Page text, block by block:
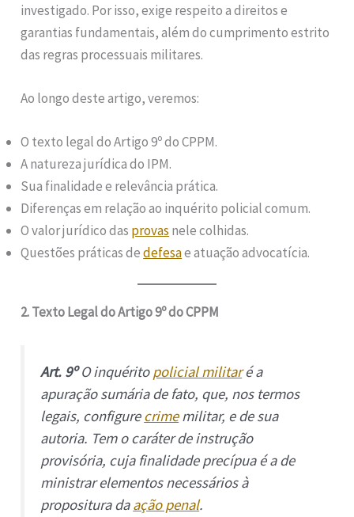
investigado. Por isso, exige respeito a direitos e
garantias fundamentais, além do cumprimento estrito
das regras processuais militares.
Ao longo deste artigo, veremos:
O texto legal do Artigo 9º do CPPM.
A natureza jurídica do IPM.
Sua finalidade e relevância prática.
Diferenças em relação ao inquérito policial comum.
O valor jurídico das provas nele colhidas.
Questões práticas dedefesae atuação advocatícia.
2. Texto Legal do Artigo 9º do CPPM
Art. 9ºO inquéritopolicial militaré a
apuração sumária de fato, que, nos termos
legais, configurecrimemilitar, e de sua
autoria. Tem o caráter de instrução
provisória, cuja finalidade precípua é a de
ministrar elementos necessários à
propositura daação penal.